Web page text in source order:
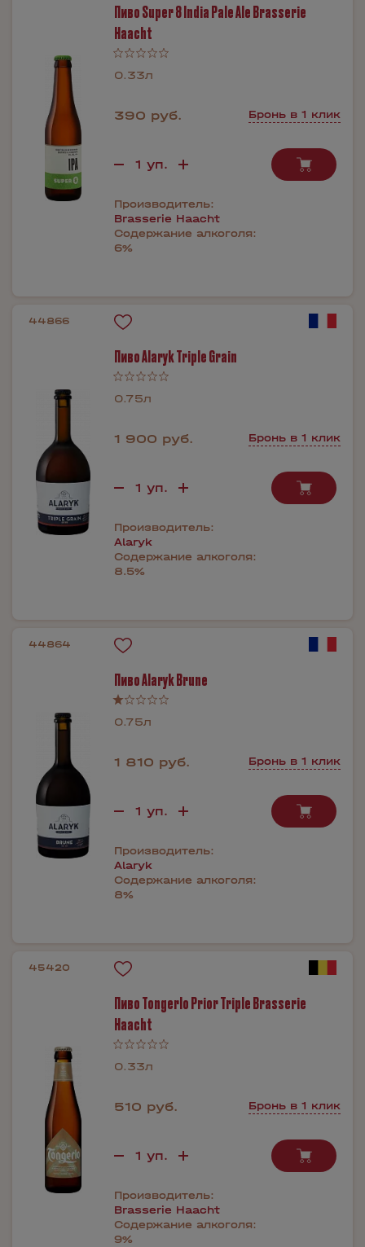
Пиво Super 8 India Pale Ale Brasserie
Haacht
0.33л
390 руб. Бронь в 1 клик
Производитель:
Brasserie Haacht
Содержание алкоголя:
6%
44866
Пиво Alaryk Triple Grain
0.75л
1 900 руб. Бронь в 1 клик
Производитель:
Alaryk
Содержание алкоголя:
8.5%
44864
Пиво Alaryk Brune
0.75л
1 810 руб. Бронь в 1 клик
Производитель:
Alaryk
Содержание алкоголя:
8%
45420
Пиво Tongerlo Prior Triple Brasserie
Haacht
0.33л
510 руб. Бронь в 1 клик
Производитель:
Brasserie Haacht
Содержание алкоголя:
9%